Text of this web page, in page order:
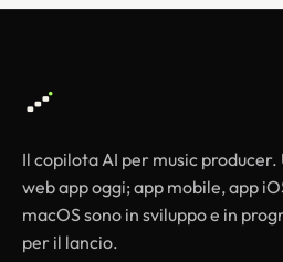
Il copilota AI per music producer.
web app oggi; app mobile, app
macOS sono in sviluppo e in
per il lancio.